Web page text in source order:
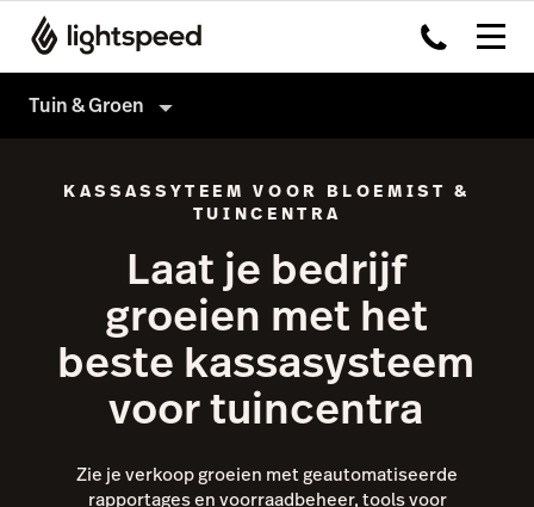
Tuin & Groen
Kassasysteem
Omnichannel
Payments
Capital
Insights
Integraties
Multi-locatie
Geen tuin- of groenzaak?
KASSASSYTEEM VOOR BLOEMIST &
TUINCENTRA
Laat je bedrijf
groeien met het
beste kassasysteem
voor tuincentra
Zie je verkoop groeien met geautomatiseerde
rapportages en voorraadbeheer, tools voor